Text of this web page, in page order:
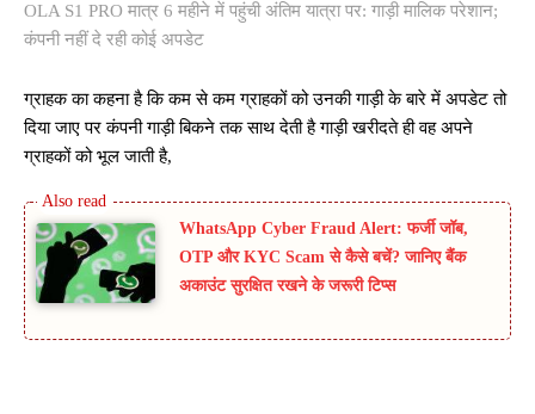
OLA S1 PRO मात्र 6 महीने में पहुंची अंतिम यात्रा पर: गाड़ी मालिक परेशान;
कंपनी नहीं दे रही कोई अपडेट
ग्राहक का कहना है कि कम से कम ग्राहकों को उनकी गाड़ी के बारे में अपडेट तो
दिया जाए पर कंपनी गाड़ी बिकने तक साथ देती है गाड़ी खरीदते ही वह अपने
ग्राहकों को भूल जाती है,
WhatsApp Cyber Fraud Alert: फर्जी जॉब,
OTP और KYC Scam से कैसे बचें? जानिए बैंक
अकाउंट सुरक्षित रखने के जरूरी टिप्स